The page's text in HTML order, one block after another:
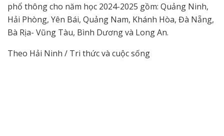
phổ thông cho năm học 2024-2025 gồm: Quảng Ninh,
Hải Phòng, Yên Bái, Quảng Nam, Khánh Hòa, Đà Nẵng,
Bà Rịa- Vũng Tàu, Bình Dương và Long An.
Theo Hải Ninh / Tri thức và cuộc sống